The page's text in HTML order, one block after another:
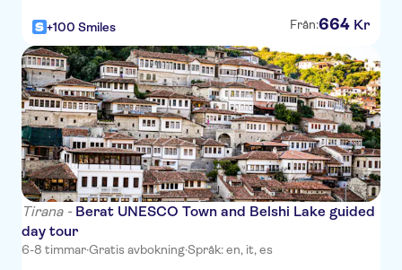
Sky 2 Hotel
City Center Hotel
Queen Hotel
Hotel Class
Hotel Crystal
Kastrati Hotel & Tower
+100 Smiles Från:664 Kr
Tirana - Berat UNESCO Town and Belshi Lake guided
day tour
6-8 timmar·Gratis avbokning·Språk: en, it, es